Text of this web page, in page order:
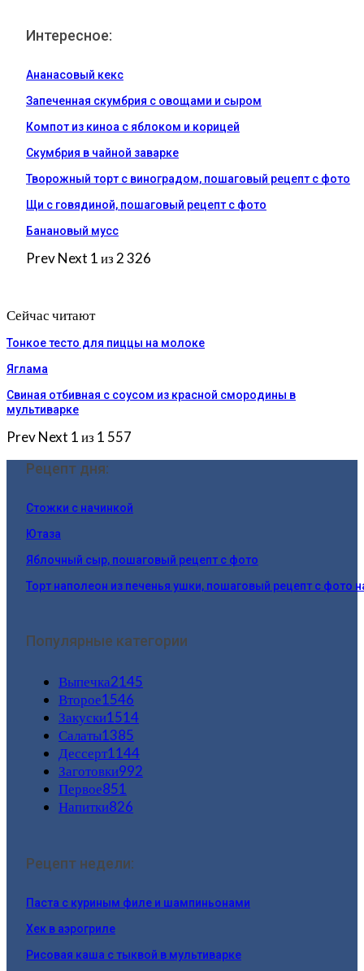
Интересное:
Ананасовый кекс
Запеченная скумбрия с овощами и сыром
Компот из киноа с яблоком и корицей
Скумбрия в чайной заварке
Творожный торт с виноградом, пошаговый рецепт с фото
Щи с говядиной, пошаговый рецепт с фото
Банановый мусс
PrevNext 1 из 2 326
Сейчас читают
Тонкое тесто для пиццы на молоке
Яглама
Свиная отбивная с соусом из красной смородины в
мультиварке
PrevNext 1 из 1 557
Рецепт дня:
Стожки с начинкой
Ютаза
Яблочный сыр, пошаговый рецепт с фото
Торт наполеон из печенья ушки, пошаговый рецепт с фото
Популярные категории
Выпечка2145
Второе1546
Закуски1514
Салаты1385
Дессерт1144
Заготовки992
Первое851
Напитки826
Рецепт недели:
Паста с куриным филе и шампиньонами
Хек в аэрогриле
Рисовая каша с тыквой в мультиварке